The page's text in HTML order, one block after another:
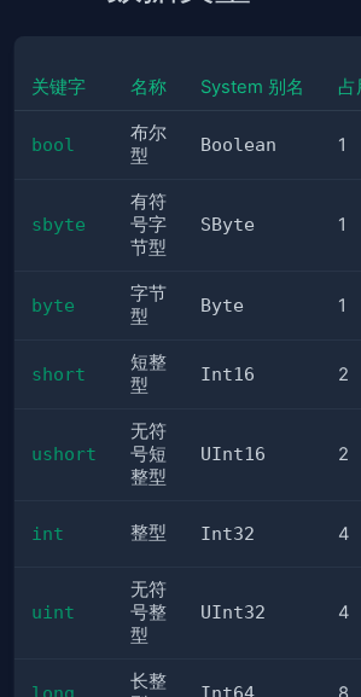
关键字 名称 System 别名 占
bool
布尔
型
Boolean 1
sbyte
有符
号字
节型
SByte 1
byte
字节
型
Byte 1
short
短整
型
Int16 2
ushort
无符
号短
整型
UInt16 2
int 整型 Int32 4
uint
无符
号整
型
UInt32 4
long
长整
Int64